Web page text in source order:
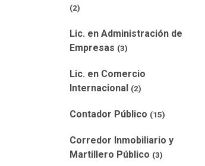
(2)
Lic. en Administración de
Empresas (3)
Lic. en Comercio
Internacional (2)
Contador Público (15)
Corredor Inmobiliario y
Martillero Público (3)